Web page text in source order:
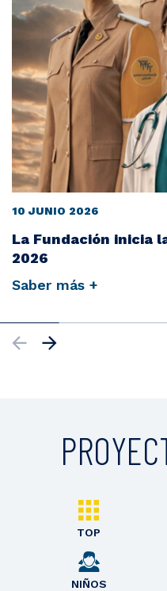
10 JUNIO 2026
La Fundación inicia
2026
Saber más +
TOP
NIÑOS